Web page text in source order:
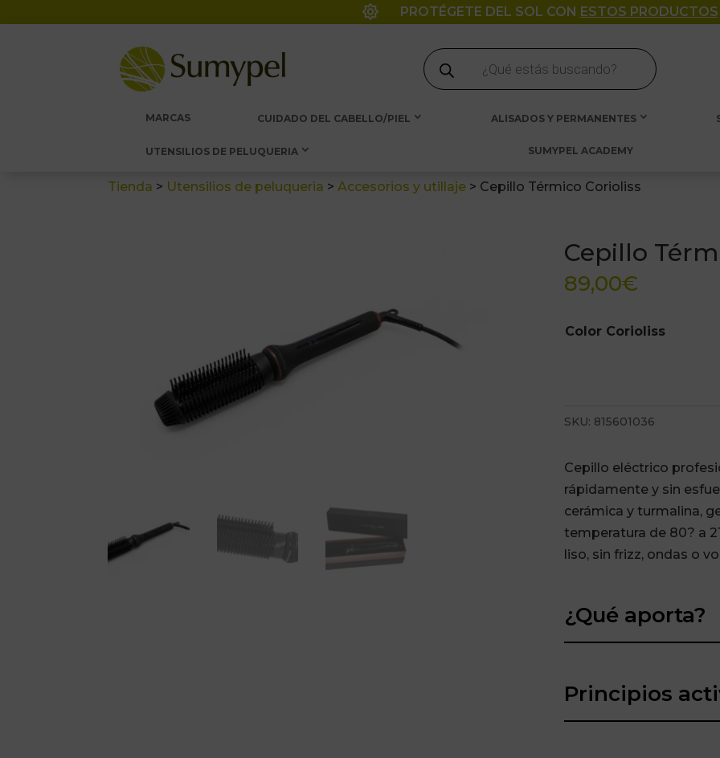
 PROTÉGETE DEL SOL CON ESTOS PRODUCTOS
Búsqueda
de
productos
MARCAS CUIDADO DEL CABELLO/PIEL ALISADOS Y PERMANENTES
UTENSILIOS DE PELUQUERIA SUMYPEL ACADEMY
Tienda > Utensilios de peluqueria >Accesorios y utillaje > Cepillo Térmico Corioliss
Cepillo
89,00€
Color Corioliss
SKU: 815601036
Cepillo eléctrico
rápidamente y sin
cerámica y turmalina,
temperatura de 80? a
liso, sin frizz, ondas o
¿Qué aporta?
Principios